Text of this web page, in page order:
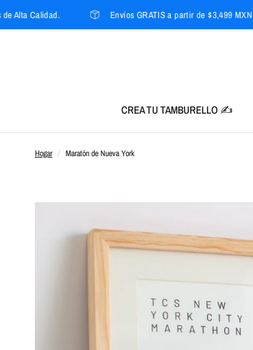
Envíos GRATIS a partir de $3,499 MXN
CREA TU TAMBURELLO ✍️
Hogar / Maratón de Nueva York